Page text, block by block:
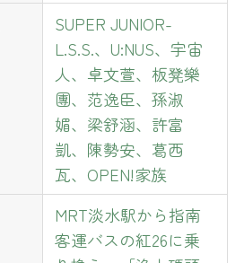
SUPER JUNIOR-
L.S.S.、U:NUS、宇宙
人、卓文萱、板凳樂
團、范逸臣、孫淑
媚、梁舒涵、許富
凱、陳勢安、葛西
瓦、OPEN!家族
MRT淡水駅から指南
客運バスの紅26に乗